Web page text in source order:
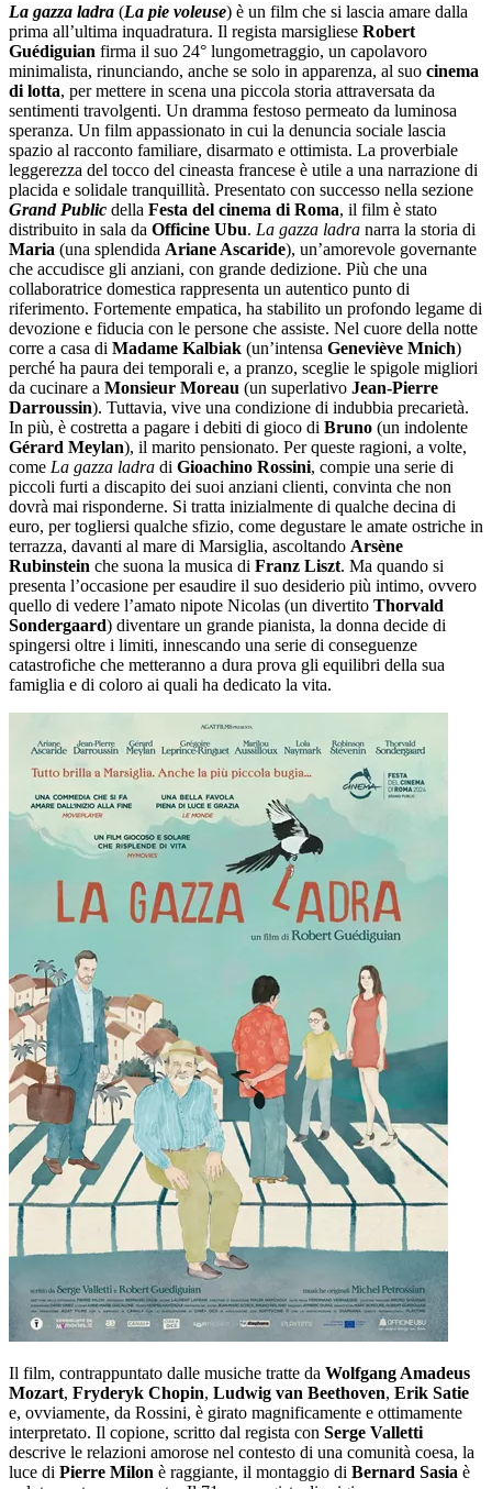
La gazza ladra (La pie voleuse) è un film che si lascia amare dalla
prima all’ultima inquadratura. Il regista marsigliese Robert
Guédiguian firma il suo 24° lungometraggio, un capolavoro
minimalista, rinunciando, anche se solo in apparenza, al suo cinema
di lotta, per mettere in scena una piccola storia attraversata da
sentimenti travolgenti. Un dramma festoso permeato da luminosa
speranza. Un film appassionato in cui la denuncia sociale lascia
spazio al racconto familiare, disarmato e ottimista. La proverbiale
leggerezza del tocco del cineasta francese è utile a una narrazione di
placida e solidale tranquillità. Presentato con successo nella sezione
Grand Public della Festa del cinema di Roma, il film è stato
distribuito in sala da Officine Ubu. La gazza ladra narra la storia di
Maria (una splendida Ariane Ascaride), un’amorevole governante
che accudisce gli anziani, con grande dedizione. Più che una
collaboratrice domestica rappresenta un autentico punto di
riferimento. Fortemente empatica, ha stabilito un profondo legame di
devozione e fiducia con le persone che assiste. Nel cuore della notte
corre a casa di Madame Kalbiak (un’intensa Geneviève Mnich)
perché ha paura dei temporali e, a pranzo, sceglie le spigole migliori
da cucinare a Monsieur Moreau (un superlativo Jean-Pierre
Darroussin). Tuttavia, vive una condizione di indubbia precarietà.
In più, è costretta a pagare i debiti di gioco di Bruno (un indolente
Gérard Meylan), il marito pensionato. Per queste ragioni, a volte,
come La gazza ladra di Gioachino Rossini, compie una serie di
piccoli furti a discapito dei suoi anziani clienti, convinta che non
dovrà mai risponderne. Si tratta inizialmente di qualche decina di
euro, per togliersi qualche sfizio, come degustare le amate ostriche in
terrazza, davanti al mare di Marsiglia, ascoltando Arsène
Rubinstein che suona la musica di Franz Liszt. Ma quando si
presenta l’occasione per esaudire il suo desiderio più intimo, ovvero
quello di vedere l’amato nipote Nicolas (un divertito Thorvald
Sondergaard) diventare un grande pianista, la donna decide di
spingersi oltre i limiti, innescando una serie di conseguenze
catastrofiche che metteranno a dura prova gli equilibri della sua
famiglia e di coloro ai quali ha dedicato la vita.
Il film, contrappuntato dalle musiche tratte da Wolfgang Amadeus
Mozart, Fryderyk Chopin, Ludwig van Beethoven, Erik Satie
e, ovviamente, da Rossini, è girato magnificamente e ottimamente
interpretato. Il copione, scritto dal regista con Serge Valletti
descrive le relazioni amorose nel contesto di una comunità coesa, la
luce di Pierre Milon è raggiante, il montaggio di Bernard Sasia è